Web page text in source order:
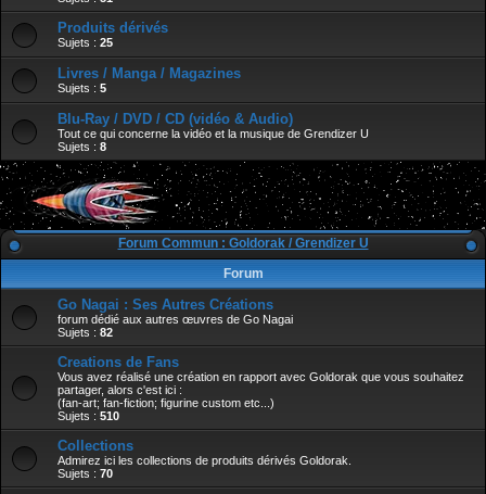
Produits dérivés
Sujets : 25
Livres / Manga / Magazines
Sujets : 5
Blu-Ray / DVD / CD (vidéo & Audio)
Tout ce qui concerne la vidéo et la musique de Grendizer U
Sujets : 8
Forum Commun : Goldorak / Grendizer U
Forum
Go Nagai : Ses Autres Créations
forum dédié aux autres œuvres de Go Nagai
Sujets : 82
Creations de Fans
Vous avez réalisé une création en rapport avec Goldorak que vous souhaitez
partager, alors c'est ici :
(fan-art; fan-fiction; figurine custom etc...)
Sujets : 510
Collections
Admirez ici les collections de produits dérivés Goldorak.
Sujets : 70